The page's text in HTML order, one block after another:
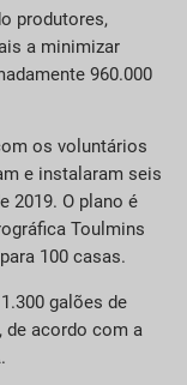
produtores,
a minimizar
960.000
os voluntários
e instalaram seis
2019. O plano é
Toulmins
100 casas.
galões de
de acordo com a